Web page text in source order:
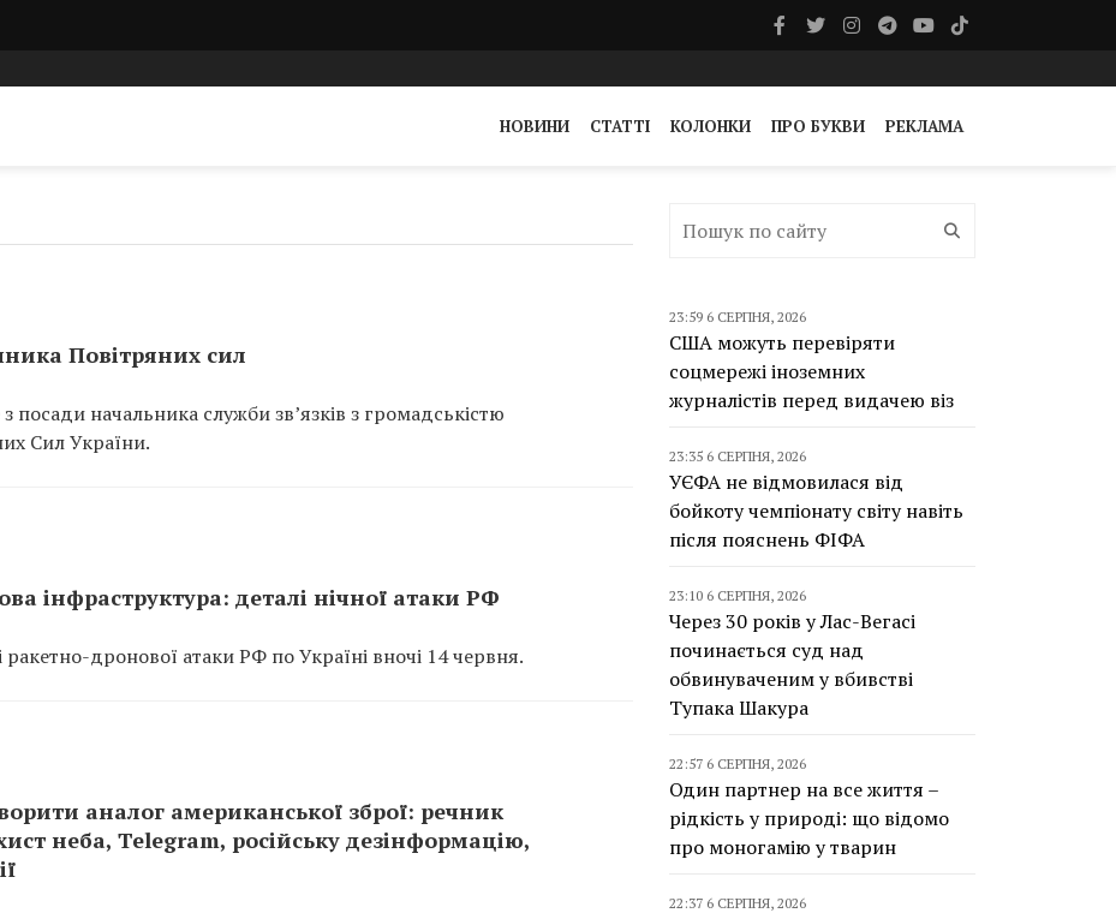
НОВИНИ СТАТТІ КОЛОНКИ ПРО БУКВИ РЕКЛАМА
Повітряних сил
начальника служби звʼязків з громадськістю
Сил України.
інфраструктура: деталі нічної атаки РФ
дронової атаки РФ по Україні вночі 14 червня.
аналог американської зброї: речник
неба, Telegram, російську дезінформацію,
23:59 6 СЕРПНЯ, 2026
США можуть перевіряти
соцмережі іноземних
журналістів перед видачею віз
23:35 6 СЕРПНЯ, 2026
УЄФА не відмовилася від
бойкоту чемпіонату світу навіть
після пояснень ФІФА
23:10 6 СЕРПНЯ, 2026
Через 30 років у Лас-Вегасі
починається суд над
обвинуваченим у вбивстві
Тупака Шакура
22:57 6 СЕРПНЯ, 2026
Один партнер на все життя –
рідкість у природі: що відомо
про моногамію у тварин
22:37 6 СЕРПНЯ, 2026